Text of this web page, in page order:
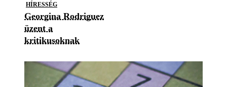
HÍRESSÉG
Georgina Rodriguez
üzent a
kritikusoknak